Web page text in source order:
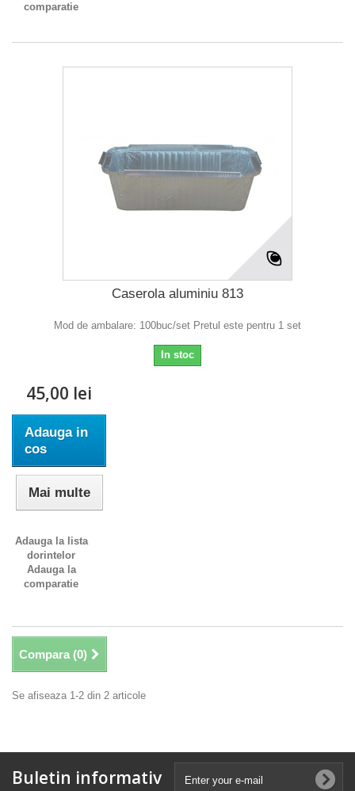
comparatie
Caserola aluminiu 813
Mod de ambalare: 100buc/set Pretul este pentru 1 set
In stoc
45,00 lei
Adauga in
cos
Mai multe
Adauga la lista
dorintelor
Adauga la
comparatie
Compara (0)
Se afiseaza 1-2 din 2 articole
Buletin informativ